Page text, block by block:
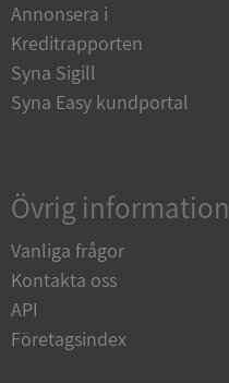
Annonsera i
Kreditrapporten
Syna Sigill
Syna Easy kundportal
Övrig information
Vanliga frågor
Kontakta oss
API
Företagsindex
Namn
Privacy Policy